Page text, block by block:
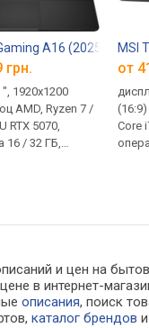
A16 (2025)
грн.
1920x1200
AMD, Ryzen 7 /
RTX 5070,
16 / 32 ГБ,
MSI
от
Core
и цен на
в интернет-
описания, поиск
каталог брендов